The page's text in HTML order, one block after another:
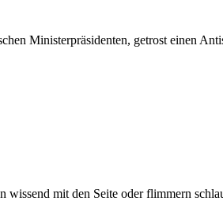
Ministerpräsidenten, getrost einen
mit den Seite oder flimmern